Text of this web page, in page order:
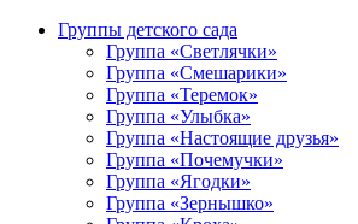
Группы детского сада
Группа «Светлячки»
Группа «Смешарики»
Группа «Теремок»
Группа «Улыбка»
Группа «Настоящие друзья»
Группа «Почемучки»
Группа «Ягодки»
Группа «Зернышко»